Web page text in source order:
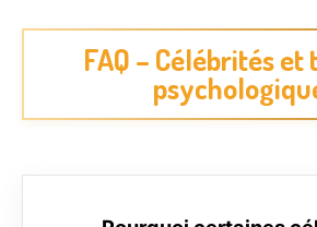
FAQ – Célébrités